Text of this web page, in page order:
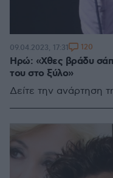
Ηρώ: «Χθες βράδυ
του στο ξύλο»
Δείτε την ανάρτηση
09.04.2023, 17:31 120